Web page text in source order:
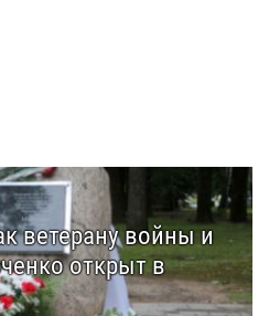
ветерану войны и
открыт в